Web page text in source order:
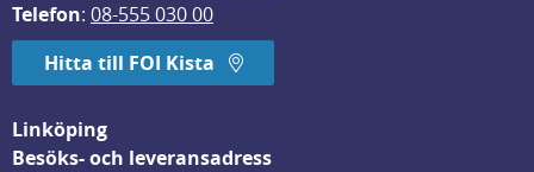
Telefon: 08-555 030 00
Hitta till FOI Kista
Linköping
Besöks- och leveransadress